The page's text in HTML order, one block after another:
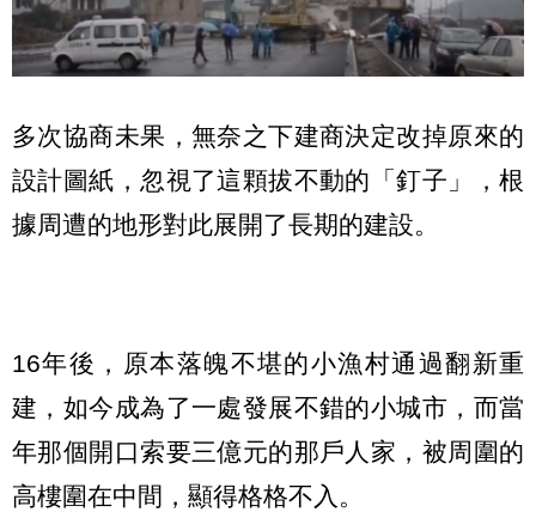
多次協商未果，無奈之下建商決定改掉原來的
設計圖紙，忽視了這顆拔不動的「釘子」，根
據周遭的地形對此展開了長期的建設。
16年後，原本落魄不堪的小漁村通過翻新重
建，如今成為了一處發展不錯的小城市，而當
年那個開口索要三億元的那戶人家，被周圍的
高樓圍在中間，顯得格格不入。